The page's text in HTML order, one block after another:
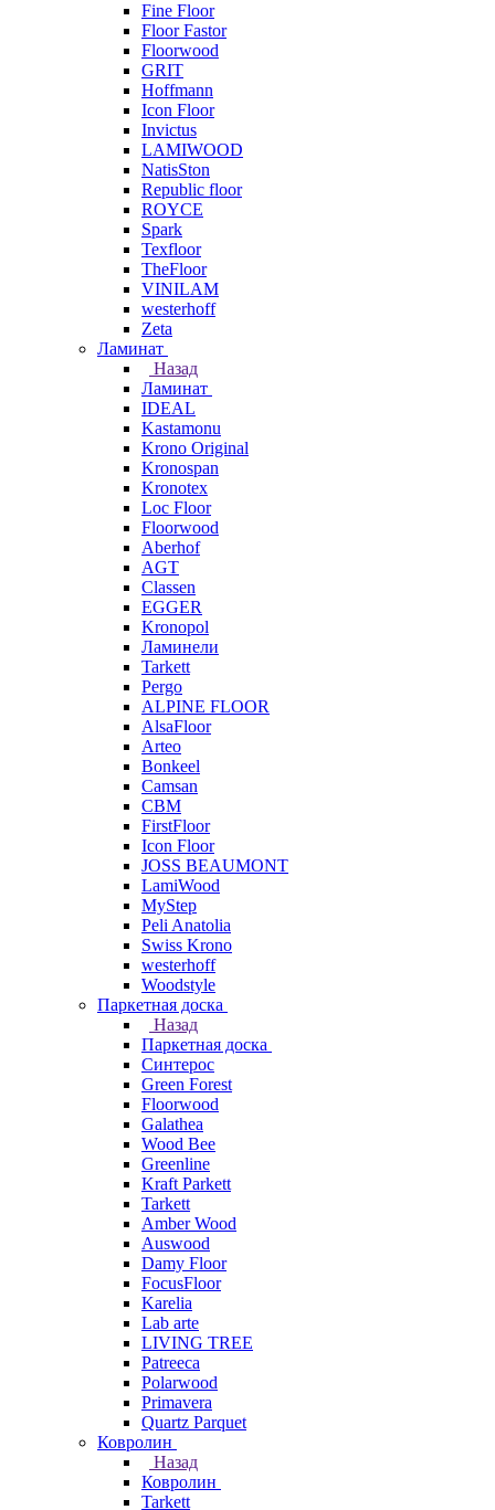
Fine Floor
Floor Fastor
Floorwood
GRIT
Hoffmann
Icon Floor
Invictus
LAMIWOOD
NatisSton
Republic floor
ROYCE
Spark
Texfloor
TheFloor
VINILAM
westerhoff
Zeta
Ламинат
Назад
Ламинат
IDEAL
Kastamonu
Krono Original
Kronospan
Kronotex
Loc Floor
Floorwood
Aberhof
AGT
Classen
EGGER
Kronopol
Ламинели
Tarkett
Pergo
ALPINE FLOOR
AlsaFloor
Arteo
Bonkeel
Camsan
CBM
FirstFloor
Icon Floor
JOSS BEAUMONT
LamiWood
MyStep
Peli Anatolia
Swiss Krono
westerhoff
Woodstyle
Паркетная доска
Назад
Паркетная доска
Синтерос
Green Forest
Floorwood
Galathea
Wood Bee
Greenline
Kraft Parkett
Tarkett
Amber Wood
Auswood
Damy Floor
FocusFloor
Karelia
Lab arte
LIVING TREE
Patreeca
Polarwood
Primavera
Quartz Parquet
Ковролин
Назад
Ковролин
Tarkett